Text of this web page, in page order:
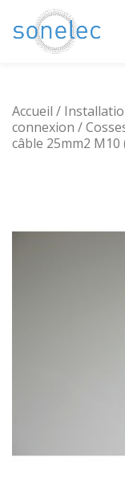
Aller
Accueil /
connexion /
câble 25mm2